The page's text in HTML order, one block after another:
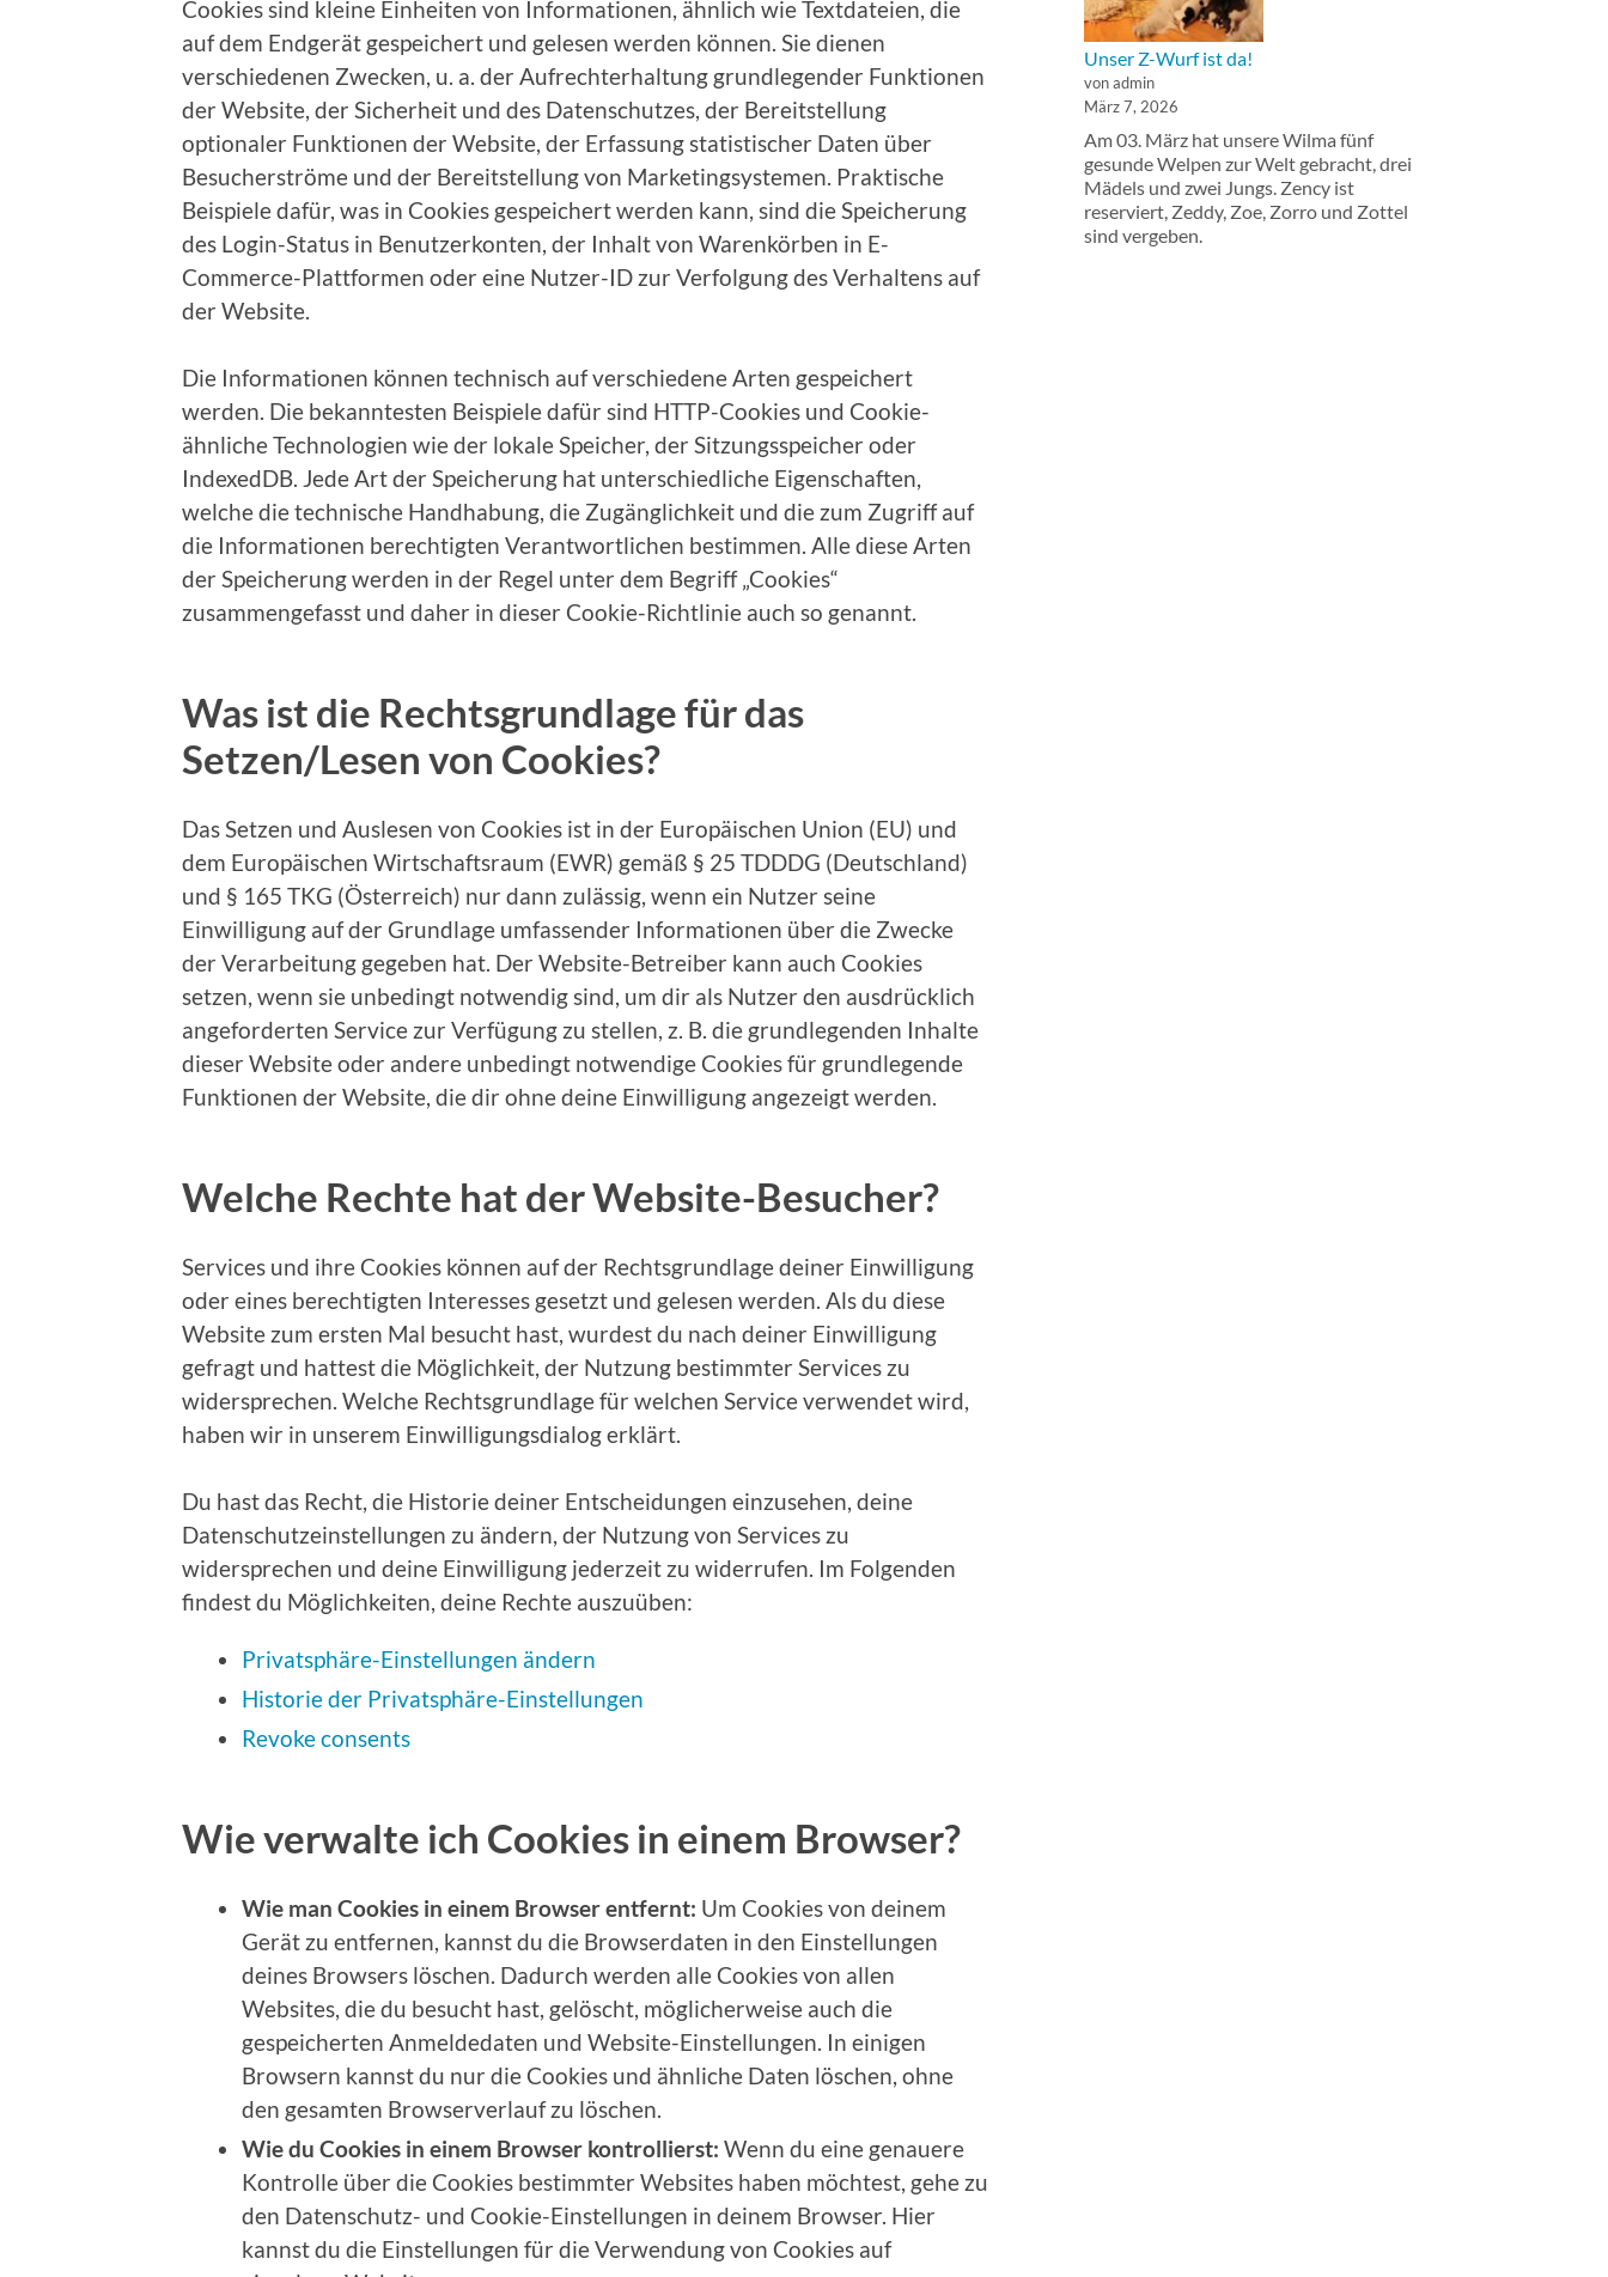
Cookies sind kleine Einheiten von Informationen, ähnlich wie Textdateien, die
auf dem Endgerät gespeichert und gelesen werden können. Sie dienen
verschiedenen Zwecken, u. a. der Aufrechterhaltung grundlegender Funktionen
der Website, der Sicherheit und des Datenschutzes, der Bereitstellung
optionaler Funktionen der Website, der Erfassung statistischer Daten über
Besucherströme und der Bereitstellung von Marketingsystemen. Praktische
Beispiele dafür, was in Cookies gespeichert werden kann, sind die Speicherung
des Login-Status in Benutzerkonten, der Inhalt von Warenkörben in E-
Commerce-Plattformen oder eine Nutzer-ID zur Verfolgung des Verhaltens auf
der Website.
Die Informationen können technisch auf verschiedene Arten gespeichert
werden. Die bekanntesten Beispiele dafür sind HTTP-Cookies und Cookie-
ähnliche Technologien wie der lokale Speicher, der Sitzungsspeicher oder
IndexedDB. Jede Art der Speicherung hat unterschiedliche Eigenschaften,
welche die technische Handhabung, die Zugänglichkeit und die zum Zugriff auf
die Informationen berechtigten Verantwortlichen bestimmen. Alle diese Arten
der Speicherung werden in der Regel unter dem Begriff „Cookies“
zusammengefasst und daher in dieser Cookie-Richtlinie auch so genannt.
Was ist die Rechtsgrundlage für das
Setzen/Lesen von Cookies?
Das Setzen und Auslesen von Cookies ist in der Europäischen Union (EU) und
dem Europäischen Wirtschaftsraum (EWR) gemäß § 25 TDDDG (Deutschland)
und § 165 TKG (Österreich) nur dann zulässig, wenn ein Nutzer seine
Einwilligung auf der Grundlage umfassender Informationen über die Zwecke
der Verarbeitung gegeben hat. Der Website-Betreiber kann auch Cookies
setzen, wenn sie unbedingt notwendig sind, um dir als Nutzer den ausdrücklich
angeforderten Service zur Verfügung zu stellen, z. B. die grundlegenden Inhalte
dieser Website oder andere unbedingt notwendige Cookies für grundlegende
Funktionen der Website, die dir ohne deine Einwilligung angezeigt werden.
Welche Rechte hat der Website-Besucher?
Services und ihre Cookies können auf der Rechtsgrundlage deiner Einwilligung
oder eines berechtigten Interesses gesetzt und gelesen werden. Als du diese
Website zum ersten Mal besucht hast, wurdest du nach deiner Einwilligung
gefragt und hattest die Möglichkeit, der Nutzung bestimmter Services zu
widersprechen. Welche Rechtsgrundlage für welchen Service verwendet wird,
haben wir in unserem Einwilligungsdialog erklärt.
Du hast das Recht, die Historie deiner Entscheidungen einzusehen, deine
Datenschutzeinstellungen zu ändern, der Nutzung von Services zu
widersprechen und deine Einwilligung jederzeit zu widerrufen. Im Folgenden
findest du Möglichkeiten, deine Rechte auszuüben:
Privatsphäre-Einstellungen ändern
Historie der Privatsphäre-Einstellungen
Revoke consents
Wie verwalte ich Cookies in einem Browser?
Wie man Cookies in einem Browser entfernt: Um Cookies von deinem
Gerät zu entfernen, kannst du die Browserdaten in den Einstellungen
deines Browsers löschen. Dadurch werden alle Cookies von allen
Websites, die du besucht hast, gelöscht, möglicherweise auch die
gespeicherten Anmeldedaten und Website-Einstellungen. In einigen
Browsern kannst du nur die Cookies und ähnliche Daten löschen, ohne
den gesamten Browserverlauf zu löschen.
Wie du Cookies in einem Browser kontrollierst: Wenn du eine genauere
Kontrolle über die Cookies bestimmter Websites haben möchtest, gehe zu
den Datenschutz- und Cookie-Einstellungen in deinem Browser. Hier
kannst du die Einstellungen für die Verwendung von Cookies auf
Unser Z-Wurf ist da!
von admin
März 7, 2026
Am 03. März hat unsere Wilma fünf
gesunde Welpen zur Welt gebracht, drei
Mädels und zwei Jungs. Zency ist
reserviert, Zeddy, Zoe, Zorro und Zottel
sind vergeben.